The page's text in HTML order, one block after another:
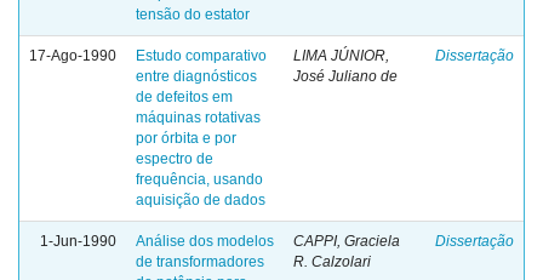
tensão do estator
17-Ago-1990
Estudo comparativo
entre diagnósticos
de defeitos em
máquinas rotativas
por órbita e por
espectro de
frequência, usando
aquisição de dados
LIMA JÚNIOR,
José Juliano de
Dissertação
1-Jun-1990
Análise dos modelos
de transformadores
CAPPI, Graciela
R. Calzolari
Dissertação